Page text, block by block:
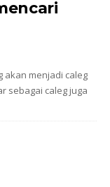
akan menjadi caleg
sebagai caleg juga